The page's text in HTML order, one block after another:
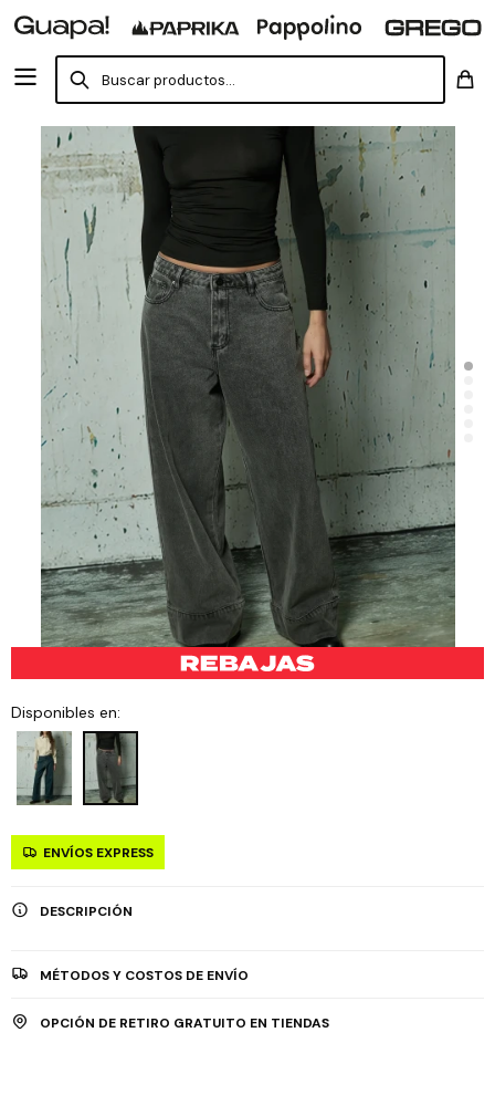
Disponibles en:
ENVÍOS EXPRESS
DESCRIPCIÓN
MÉTODOS Y COSTOS DE ENVÍO
OPCIÓN DE RETIRO GRATUITO EN TIENDAS